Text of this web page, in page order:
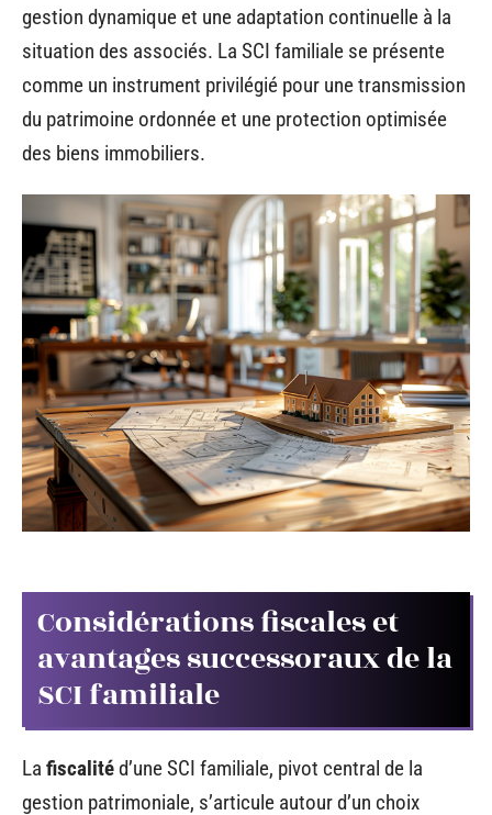
gestion dynamique et une adaptation continuelle à la
situation des associés. La SCI familiale se présente
comme un instrument privilégié pour une transmission
du patrimoine ordonnée et une protection optimisée
des biens immobiliers.
Considérations fiscales et
avantages successoraux de la
SCI familiale
La fiscalitéd’une SCI familiale, pivot central de la
gestion patrimoniale, s’articule autour d’un choix